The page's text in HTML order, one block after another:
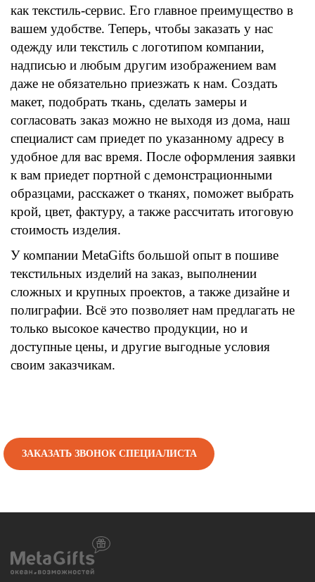
как текстиль-сервис. Его главное преимущество в
вашем удобстве. Теперь, чтобы заказать у нас
одежду или текстиль с логотипом компании,
надписью и любым другим изображением вам
даже не обязательно приезжать к нам. Создать
макет, подобрать ткань, сделать замеры и
согласовать заказ можно не выходя из дома, наш
специалист сам приедет по указанному адресу в
удобное для вас время. После оформления заявки
к вам приедет портной с демонстрационными
образцами, расскажет о тканях, поможет выбрать
крой, цвет, фактуру, а также рассчитать итоговую
стоимость изделия.
У компании MetaGifts большой опыт в пошиве
текстильных изделий на заказ, выполнении
сложных и крупных проектов, а также дизайне и
полиграфии. Всё это позволяет нам предлагать не
только высокое качество продукции, но и
доступные цены, и другие выгодные условия
своим заказчикам.
ЗАКАЗАТЬ ЗВОНОК СПЕЦИАЛИСТА